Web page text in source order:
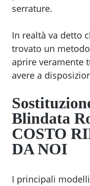
serrature.
In realtà va detto
trovato un
aprire veramente
avere a
Blindata
COSTO
DA NOI
I principali